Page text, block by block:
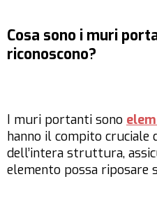
Cosa sono i muri
riconoscono?
I muri portanti sono
hanno il compito cruciale
dell’intera struttura,
elemento possa riposare